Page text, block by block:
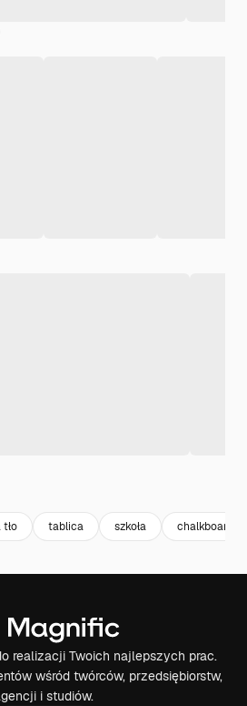
tablica szkoła chalkboard
realizacji Twoich najlepszych prac.
wśród twórców, przedsiębiorstw,
i studiów.